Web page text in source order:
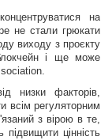
на
не стали грюкати
виходу з проєкту
і ще може
низки факторів,
всім регуляторним
з вірою в те,
цінність